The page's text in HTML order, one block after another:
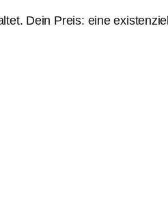
Dein Preis: eine